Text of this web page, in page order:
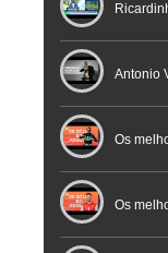
Futebol
Antonio
Futsal |
Os
Os